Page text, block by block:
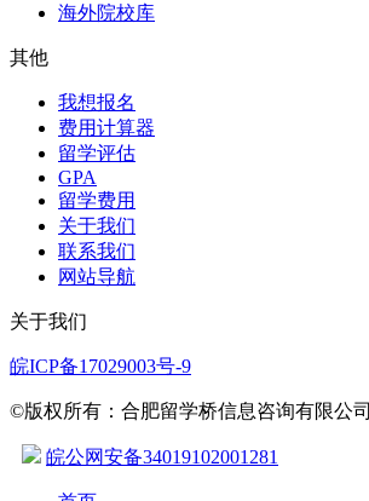
海外院校库
其他
我想报名
费用计算器
留学评估
GPA
留学费用
关于我们
联系我们
网站导航
关于我们
皖ICP备17029003号-9
©版权所有：合肥留学桥信息咨询有限公司
皖公网安备34019102001281